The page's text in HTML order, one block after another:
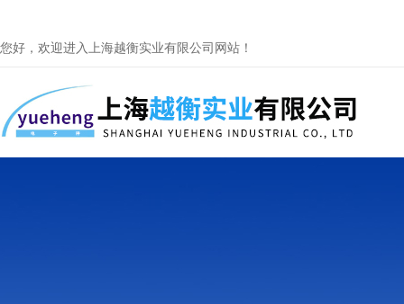
您好，欢迎进入上海越衡实业有限公司网站！